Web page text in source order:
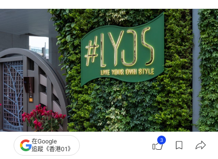
在Google
追蹤《香港01》
3